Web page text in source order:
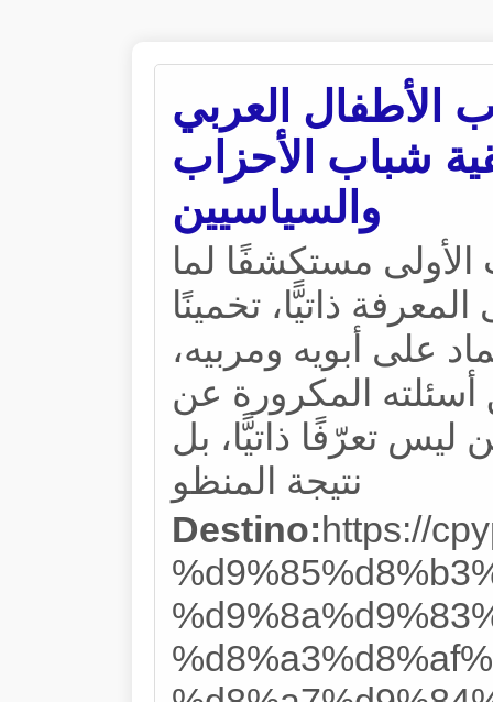
الأطفال العربي
شباب الأحزاب
والسياسيين
الأولى مستكشفًا لما
ذاتيًّا، تخمينًا
على أبويه ومربيه،
المكرورة عن
ليس تعرّفًا ذاتيًّا، بل
نتيجة المنظو
Destino:https://